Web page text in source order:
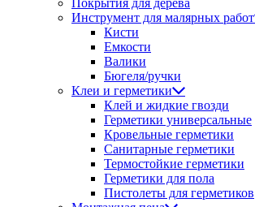
Инструмент для малярных работ
Кисти
Емкости
Валики
Бюгеля/ручки
Клеи и герметики
Клей и жидкие гвозди
Герметики универсальные
Кровельные герметики
Санитарные герметики
Термостойкие герметики
Герметики для пола
Пистолеты для герметиков